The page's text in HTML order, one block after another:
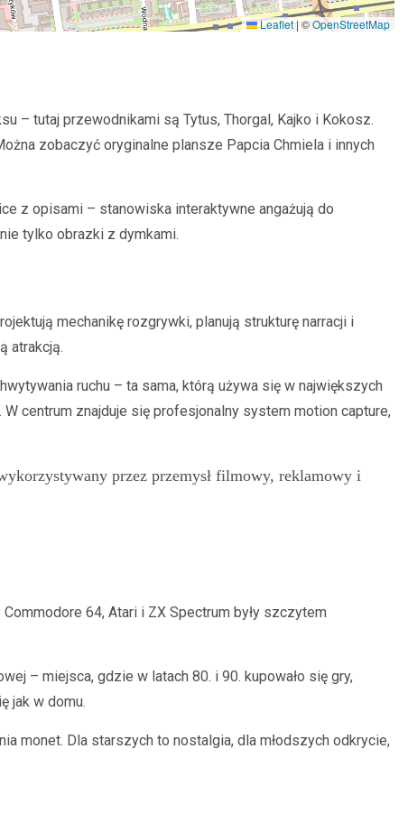
Leaflet| ©OpenStreetMap
– tutaj przewodnikami są Tytus, Thorgal, Kajko i Kokosz.
zobaczyć oryginalne plansze Papcia Chmiela i innych
z opisami – stanowiska interaktywne angażują do
tylko obrazki z dymkami.
mechanikę rozgrywki, planują strukturę narracji i
atrakcją.
ruchu – ta sama, którą używa się w największych
centrum znajduje się profesjonalny system motion capture,
przez przemysł filmowy, reklamowy i
64, Atari i ZX Spectrum były szczytem
– miejsca, gdzie w latach 80. i 90. kupowało się gry,
jak w domu.
monet. Dla starszych to nostalgia, dla młodszych odkrycie,